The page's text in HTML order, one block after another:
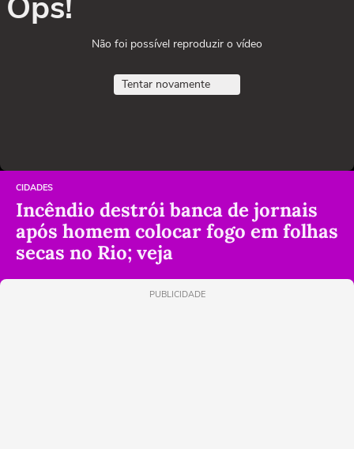
Não foi possível reproduzir o vídeo
Tentar novamente
CIDADES
Incêndio destrói banca de jornais
após homem colocar fogo em folhas
secas no Rio; veja
PUBLICIDADE